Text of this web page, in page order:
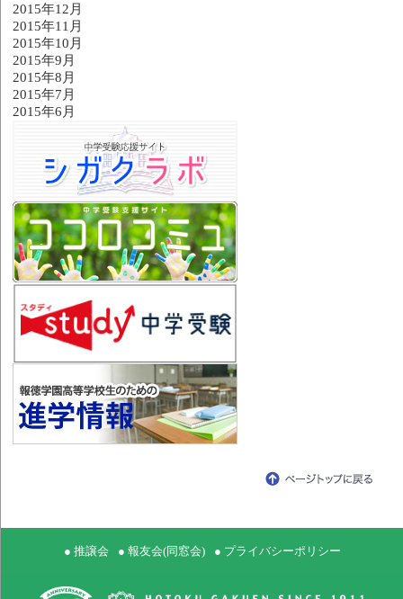
2015年12月
2015年11月
2015年10月
2015年9月
2015年8月
2015年7月
2015年6月
● 推譲会 ● 報友会(同窓会) ● プライバシーポリシー